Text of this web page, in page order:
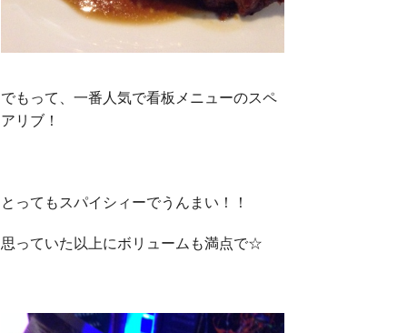
でもって、一番人気で看板メニューのスペ
アリブ！
とってもスパイシィーでうんまい！！
思っていた以上にボリュームも満点で☆